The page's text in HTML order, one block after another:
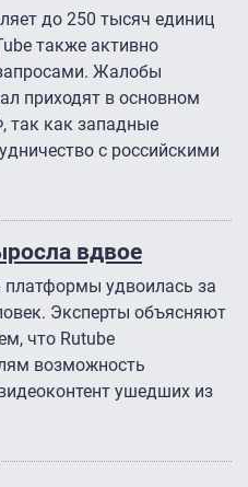
до 250 тысяч единиц
также активно
Жалобы
приходят в основном
так как западные
с российскими
вдвое
платформы удвоилась за
Эксперты объясняют
что Rutube
возможность
ушедших из